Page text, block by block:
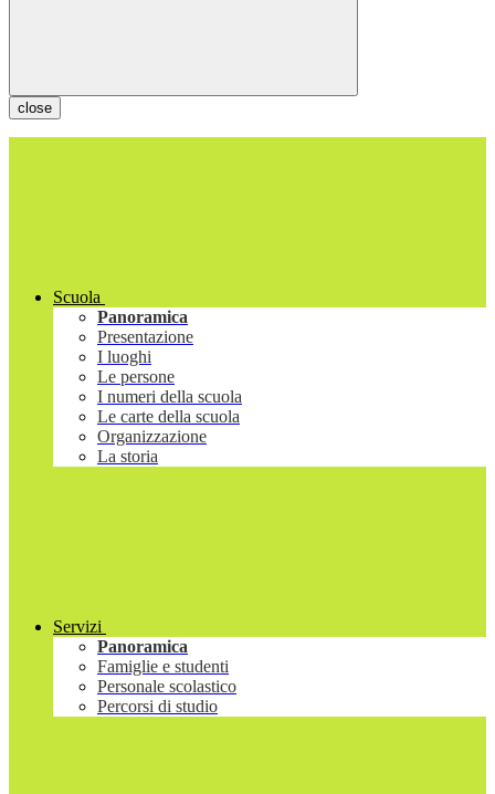
close
Scuola
Panoramica
Presentazione
I luoghi
Le persone
I numeri della scuola
Le carte della scuola
Organizzazione
La storia
Servizi
Panoramica
Famiglie e studenti
Personale scolastico
Percorsi di studio